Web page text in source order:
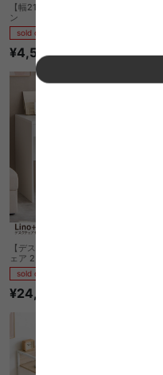
【幅21cm】Monok 2WAYクリップファ
ン
sold out
¥4,540
【デスクセット】Lino+Fleur デスク+チ
ェア 2点セット
sold out
¥24,998